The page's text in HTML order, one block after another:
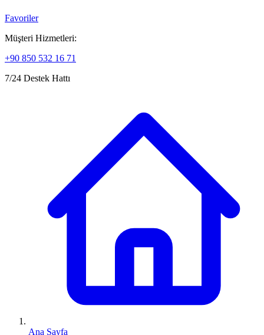
Favoriler
Müşteri Hizmetleri:
+90 850 532 16 71
7/24 Destek Hattı
Ana Sayfa